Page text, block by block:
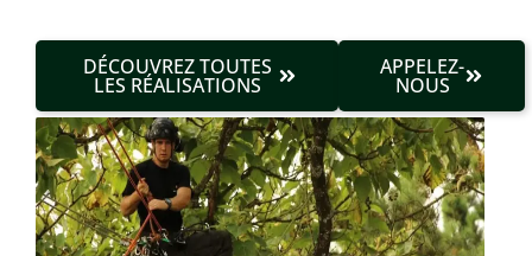
DÉCOUVREZ TOUTES
LES RÉALISATIONS
APPELEZ-
NOUS